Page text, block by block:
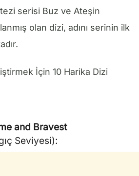
serisi Buz ve Ateşin
olan dizi, adını serinin ilk
and Bravest
Seviyesi):